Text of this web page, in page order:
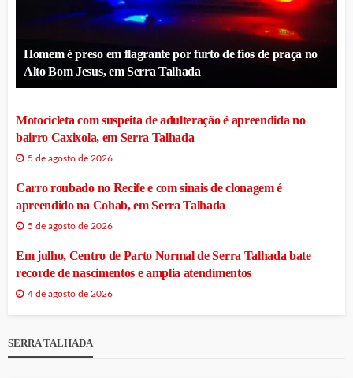
Homem é preso em flagrante por furto de fios de praça no
Alto Bom Jesus, em Serra Talhada
Motocicleta com suspeita de adulteração é apreendida no
bairro Caxixola, em Serra Talhada
5 de agosto de 2026
Carro roubado no Recife e com sinais de clonagem é
apreendido na Cohab, em Serra Talhada
5 de agosto de 2026
Em julho, Centro de Parto Normal de Serra Talhada bate
recorde de nascimentos e amplia atendimentos
4 de agosto de 2026
SERRA TALHADA